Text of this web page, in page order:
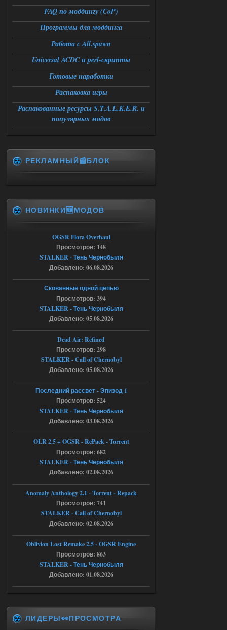
Ответить ➤
Universal Teleport v2.0
DEDULYA-1967
Поставил на чистый сталкер
вылет [error]Arguments :
msg_box_kicked_by_server:picture
Ответить ➤
Спавнер + Правки + Античит - Dead
City Final
Доступно только для пользователей
Спавнер + Правки + Античит - Dead
City Final
Michman1970
Что то не работает спавнер,
все устанавливал по
мануалу......
Ответить ➤
Игра для сталкера 21-очко
ruslanpyrusov
как изменить макс сумму
ставки в файлах чтобы
ставить больше 1 к
Ответить ➤
Тайна Зоны - Remaster 2026
Stalker-Mods-Clan-su
Ответить ➤
Тайна Зоны - Remaster 2026
патч я установил после
установки мода, да, ладно,
наверное вы правы придется ожидать
Ответить ➤
05.08.2026
Тайна Зоны - Remaster 2026
Stalker-Mods-Clan-su
Ответить ➤
05.08.2026
FAQ по моддингу (CoP)
Программы для моддинга
Работа с All.spawn
Universal ACDC и perl-скрипты
Готовые наработки
Распаковка игры
Распакованные ресурсы S.T.A.L.K.E.R. и
популярных модов
РЕКЛАМНЫЙ📰БЛОК
НОВИНКИ🆕МОДОВ
OGSR Flora Overhaul
Просмотров: 148
STALKER - Тень Чернобыля
Добавлено: 06.08.2026
Скованные одной цепью
Просмотров: 394
STALKER - Тень Чернобыля
Добавлено: 05.08.2026
Dead Air: Refined
Просмотров: 298
STALKER - Call of Chernobyl
Добавлено: 05.08.2026
Последний рассвет - Эпизод 1
Просмотров: 524
STALKER - Тень Чернобыля
Добавлено: 03.08.2026
OLR 2.5 + OGSR - RePack - Torrent
Просмотров: 682
STALKER - Тень Чернобыля
Добавлено: 02.08.2026
Anomaly Anthology 2.1 - Torrent - Repack
Просмотров: 741
STALKER - Call of Chernobyl
Добавлено: 02.08.2026
Oblivion Lost Remake 2.5 - OGSR Engine
Просмотров: 863
STALKER - Тень Чернобыля
Добавлено: 01.08.2026
ЛИДЕРЫ👀ПРОСМОТРА